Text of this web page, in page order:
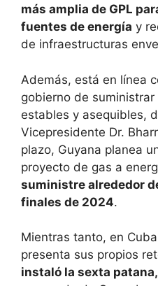
más amplia de GPL
fuentes de energía y
de infraestructuras
Además, está en línea
gobierno de
estables y asequibles,
Vicepresidente Dr.
plazo, Guyana planea
proyecto de gas a
suministre alrededor
finales de 2024.
Mientras tanto, en
presenta sus propios
instaló la sexta patana,